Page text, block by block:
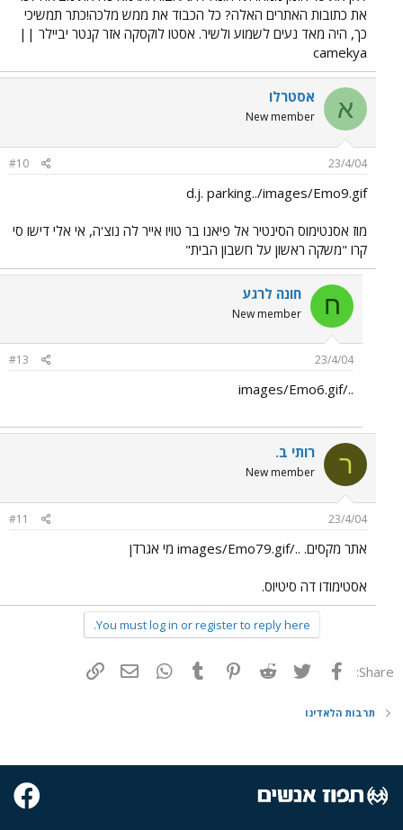
את כתובות האתרים האלה? כל הכבוד את ממש מלכה!כתר תמשיכי
כך, היה מאד נעים לשמוע ולשיר. אסטו לוקסקה אזר קנטר יביילר ||
camekya
א אסטרלו
New member
23/4/04
#10
d.j. parking../images/Emo9.gif
מוז אסנטימוס הסינטיר אל פיאנו בר טויו אייר לה נוצ'ה, אי אלי דישו סי
קרו "משקה ראשון על חשבון הבית"
ח חונה לרגע
New member
23/4/04
#13
../images/Emo6.gif
ר רותי ב.
New member
23/4/04
#11
אתר מקסים. ../images/Emo79.gif מי אגרדן
אסטימודו דה סיטיוס.
You must log in or register to reply here.
Share: פייסבוק Twitter
Reddit
Pinterest
Tumblr
WhatsAppדואר אלקטרוני
תרבות הלאדינו